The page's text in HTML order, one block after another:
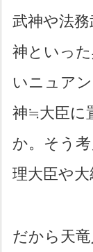
武神や法
神といっ
いニュア
神≒大臣に
か。そう
理大臣や大
だから天